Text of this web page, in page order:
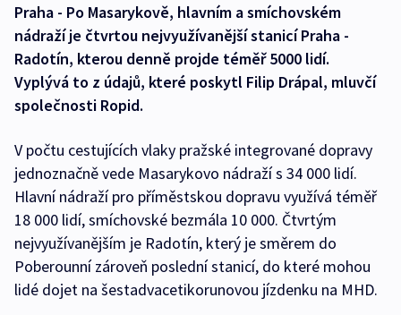
Praha - Po Masarykově, hlavním a smíchovském
nádraží je čtvrtou nejvyužívanější stanicí Praha -
Radotín, kterou denně projde téměř 5000 lidí.
Vyplývá to z údajů, které poskytl Filip Drápal, mluvčí
společnosti Ropid.
V počtu cestujících vlaky pražské integrované dopravy
jednoznačně vede Masarykovo nádraží s 34 000 lidí.
Hlavní nádraží pro příměstskou dopravu využívá téměř
18 000 lidí, smíchovské bezmála 10 000. Čtvrtým
nejvyužívanějším je Radotín, který je směrem do
Poberounní zároveň poslední stanicí, do které mohou
lidé dojet na šestadvacetikorunovou jízdenku na MHD.